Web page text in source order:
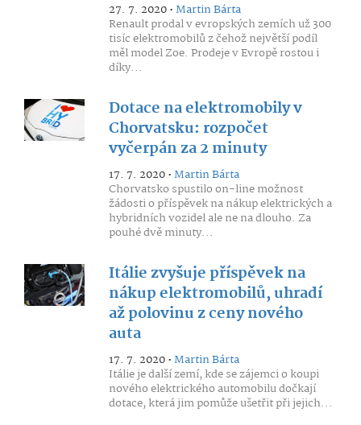
27. 7. 2020 •Martin Bárta
Renault prodal v evropských zemích už 300
tisíc elektromobilů z čehož největší podíl
měl model Zoe. Prodeje v Evropě rostou i
díky...
Dotace na elektromobily v
Chorvatsku: rozpočet
vyčerpán za 2 minuty
17. 7. 2020 •Martin Bárta
Chorvatsko spustilo on-line možnost
žádosti o příspěvek na nákup elektrických a
hybridních vozidel ale ne na dlouho. Za
pouhé dvě minuty...
Itálie zvyšuje příspěvek na
nákup elektromobilů, uhradí
až polovinu z ceny nového
auta
17. 7. 2020 •Martin Bárta
Itálie je další zemí, kde se zájemci o koupi
nového elektrického automobilu dočkají
dotace, která jim pomůže ušetřit při jejich...